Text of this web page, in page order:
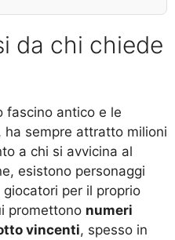
da chi chiede
fascino antico e le
sempre attratto milioni
a chi si avvicina al
esistono personaggi
per il proprio
promettono numeri
vincenti, spesso in